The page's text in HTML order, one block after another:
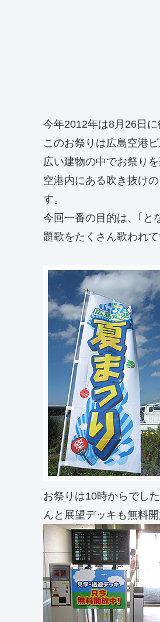
今年2012年は8月26日に
このお祭りは広島空港
広い建物の中でお祭り
空港内にある吹き抜け
す。
今回一番の目的は、｢と
題歌をたくさん歌われ
お祭りは10時からでし
んと展望デッキも無料